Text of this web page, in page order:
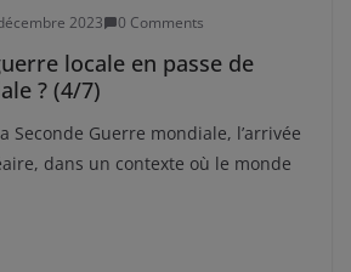
2023 0 Comments
locale en passe de
? (4/7)
Seconde Guerre mondiale, l’arrivée
dans un contexte où le monde